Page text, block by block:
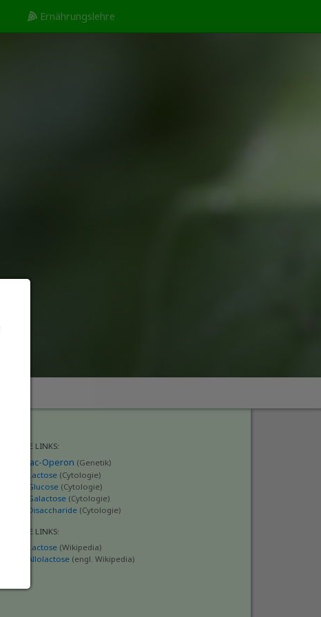
Ernährungslehre
INTERNE LINKS:
lac-Operon (Genetik)
Lactose (Cytologie)
Glucose (Cytologie)
Galactose (Cytologie)
Disaccharide (Cytologie)
EXTERNE LINKS:
Lactose (Wikipedia)
Allolactose (engl. Wikipedia)